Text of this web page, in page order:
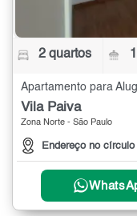
2 quartos
Apartamento para
Vila Paiva
Zona Norte - São Paulo
Endereço no